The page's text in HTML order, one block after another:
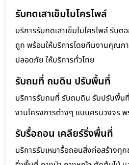
รับกดเสาเข็มไมโครไพล์
บริการรับกดเสาเข็มไมโครไพล์ รับต
ถูก พร้อมให้บริการโดยทีมงานคุณภ
ปลอดภัย ให้บริการทั่วไทย
รับถมที่ ถมดิน ปรับพื้นที่
บริการรับถมที่ รับถมดิน รับปรับพื้น
งานโครงการต่างๆ แบบครบวงจร พ
รับรื้อถอน เคลียร์ริ่งพื้นที่
บริการรับเหมารื้อถอนสิ่งก่อสร้างทุ